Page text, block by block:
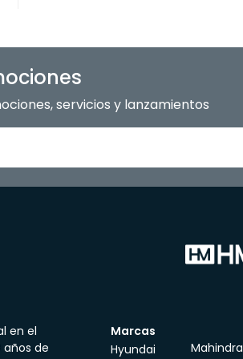
servicios y lanzamientos
en el
de
Marcas
Hyundai
Mahindra